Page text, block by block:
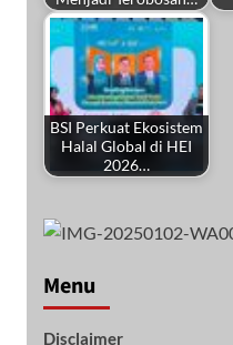
BSI Perkuat Ekosistem
Halal Global di HEI
2026…
Menu
Disclaimer